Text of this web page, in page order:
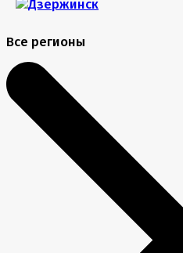
Все регионы